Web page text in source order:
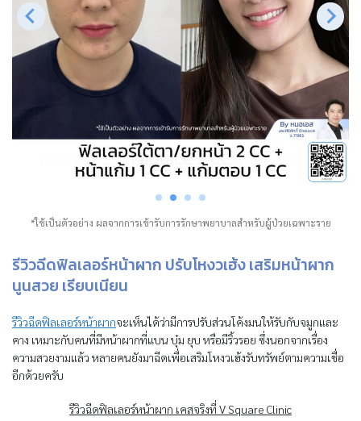
*ใช้เป็นตัวอย่าง ผลจากการเข้ารับการรักษาพยาบาลสำหรับผู้ป่วยเฉพาะราย
รีวิวฉีดฟิลเลอร์หน้าผาก ปรับโหงวเฮ้ง เสริมหน้าผาก
นูนสวย เรียบเนียน
รีวิวฉีดฟิลเลอร์หน้าผากจะเห็นได้ว่ามีการปรับส่วนโค้งมนให้รับกับจมูกและ
คาง เหมาะกับคนที่มีหน้าผากที่แบน บุ๋ม ยุบ หรือมีริ้วรอย ซึ่งนอกจากเรื่อง
ความสวยงามแล้ว หลายคนยังมาฉีดเพื่อเสริมโหงวเฮ้งรับทรัพย์ตามความเชื่อ
อีกด้วยครับ
รีวิวฉีดฟิลเลอร์หน้าผาก เคสจริงที่ V Square Clinic